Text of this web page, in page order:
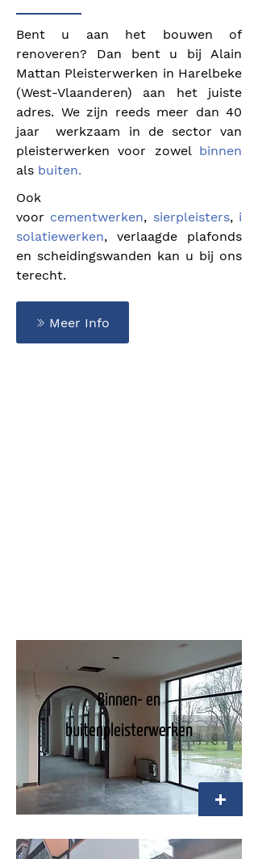
Bent u aan het bouwen of
renoveren? Dan bent u bij Alain
Mattan Pleisterwerken in Harelbeke
(West-Vlaanderen) aan het juiste
adres. We zijn reeds meer dan 40
jaar werkzaam in de sector van
pleisterwerken voor zowel binnen
als buiten.
Ook
voor cementwerken, sierpleisters, i
solatiewerken, verlaagde plafonds
en scheidingswanden kan u bij ons
terecht.
Meer Info
Binnen- en
buitenpleisterwerken